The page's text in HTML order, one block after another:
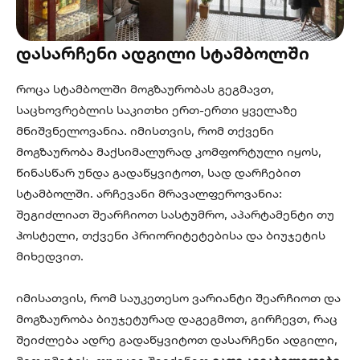
დასარჩენი ადგილი სტამბოლში
როცა სტამბოლში მოგზაურობას გეგმავთ,
საცხოვრებლის საკითხი ერთ-ერთი ყველაზე
მნიშვნელოვანია. იმისთვის, რომ თქვენი
მოგზაურობა მაქსიმალურად კომფორტული იყოს,
წინასწარ უნდა გადაწყვიტოთ, სად დარჩებით
სტამბოლში. არჩევანი მრავალფეროვანია:
შეგიძლიათ შეარჩიოთ სასტუმრო, აპარტამენტი თუ
ჰოსტელი, თქვენი პრიორიტეტებისა და ბიუჯეტის
მიხედვით.
იმისათვის, რომ საუკეთესო ვარიანტი შეარჩიოთ და
მოგზაურობა ბიუჯეტურად დაგეგმოთ, გირჩევთ, რაც
შეიძლება ადრე გადაწყვიტოთ დასარჩენი ადგილი,